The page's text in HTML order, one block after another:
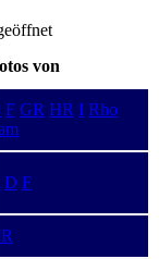
von
F GR HR I Rho
D F